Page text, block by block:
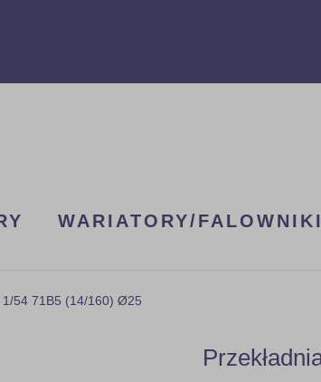
WARIATORY/FALOWNIKI
1/54 71B5 (14/160) Ø25